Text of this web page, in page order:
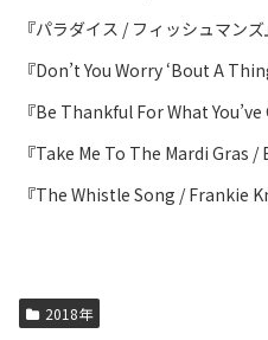
『パラダイス / フィッシュマンズ
『Don’t You Worry ‘Bout A
『Be Thankful For What
『Take Me To The Mardi Gras /
『The Whistle Song / Frankie
2018年